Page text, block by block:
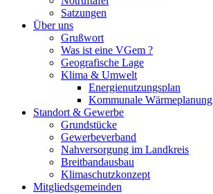
Satzungen
Über uns
Grußwort
Was ist eine VGem ?
Geografische Lage
Klima & Umwelt
Energienutzungsplan
Kommunale Wärmeplanung
Standort & Gewerbe
Grundstücke
Gewerbeverband
Nahversorgung im Landkreis
Breitbandausbau
Klimaschutzkonzept
Mitgliedsgemeinden